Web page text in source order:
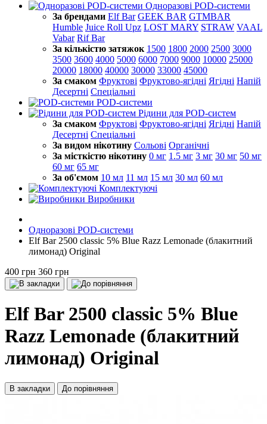
Одноразові POD-системи
За брендами Elf Bar GEEK BAR GTMBAR
Humble Juice Roll Upz LOST MARY STRAW VAAL
Vabar Rif Bar
За кількістю затяжок 1500 1800 2000 2500 3000
3500 3600 4000 5000 6000 7000 9000 10000 25000
20000 18000 40000 30000 33000 45000
За смаком Фруктові Фруктово-ягідні Ягідні Напій
Десертні Спеціальні
POD-системи
Рідини для POD-систем
За смаком Фруктові Фруктово-ягідні Ягідні Напій
Десертні Спеціальні
За видом нікотину Сольові Органічні
За місткістю нікотину 0 мг 1.5 мг 3 мг 30 мг 50 мг
60 мг 65 мг
За об'ємом 10 мл 11 мл 15 мл 30 мл 60 мл
Комплектуючі
Виробники
Одноразові POD-системи
Elf Bar 2500 сlassiс 5% Blue Razz Lemonade (блакитний
лимонад) Original
400 грн 360 грн
Elf Bar 2500 сlassiс 5% Blue
Razz Lemonade (блакитний
лимонад) Original
В закладки До порівняння